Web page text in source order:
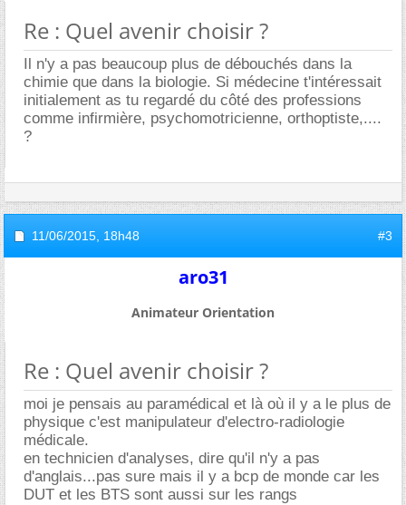
Re : Quel avenir choisir ?
Il n'y a pas beaucoup plus de débouchés dans la
chimie que dans la biologie. Si médecine t'intéressait
initialement as tu regardé du côté des professions
comme infirmière, psychomotricienne, orthoptiste,....
?
11/06/2015, 18h48 #3
aro31
Animateur Orientation
Re : Quel avenir choisir ?
moi je pensais au paramédical et là où il y a le plus de
physique c'est manipulateur d'electro-radiologie
médicale.
en technicien d'analyses, dire qu'il n'y a pas
d'anglais...pas sure mais il y a bcp de monde car les
DUT et les BTS sont aussi sur les rangs